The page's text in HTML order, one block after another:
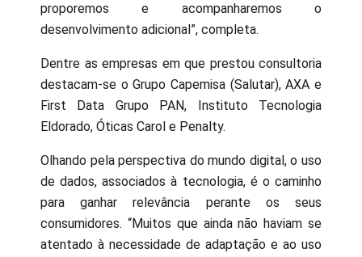
proporemos e acompanharemos o
desenvolvimento adicional”, completa.
Dentre as empresas em que prestou consultoria
destacam-se o Grupo Capemisa (Salutar), AXA e
First Data Grupo PAN, Instituto Tecnologia
Eldorado, Óticas Carol e Penalty.
Olhando pela perspectiva do mundo digital, o uso
de dados, associados à tecnologia, é o caminho
para ganhar relevância perante os seus
consumidores. “Muitos que ainda não haviam se
atentado à necessidade de adaptação e ao uso